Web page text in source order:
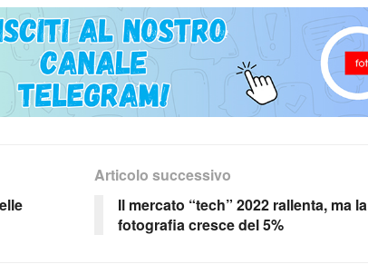
Articolo successivo
Il mercato “tech” 2022 rallenta, ma la
fotografia cresce del 5%